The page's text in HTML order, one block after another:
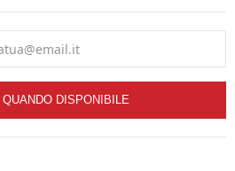
DISPONIBILE